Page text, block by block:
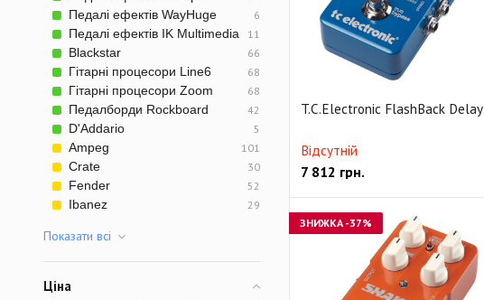
T.C.Electronic FlashBack Delay
Відсутній
7 812 грн.
ЗНИЖКА -37%
Педалі ефектів WayHuge 6
Педалі ефектів IK Multimedia 11
Blackstar 66
Гітарні процесори Line6 68
Гітарні процесори Zoom 68
Педалборди Rockboard 42
D'Addario 5
Ampeg 101
Crate 30
Fender 52
Ibanez 29
Показати всi
Ціна